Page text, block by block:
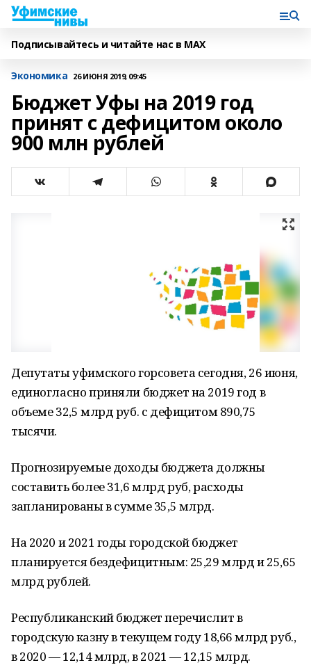
Подписывайтесь и читайте нас в MAX
Экономика 26 ИЮНЯ 2019, 09:45
Бюджет Уфы на 2019 год
принят с дефицитом около
900 млн рублей
Депутаты уфимского горсовета сегодня, 26 июня,
единогласно приняли бюджет на 2019 год в
объеме 32,5 млрд руб. с дефицитом 890,75
тысячи.
Прогнозируемые доходы бюджета должны
составить более 31,6 млрд руб, расходы
запланированы в сумме 35,5 млрд.
На 2020 и 2021 годы городской бюджет
планируется бездефицитным: 25,29 млрд и 25,65
млрд рублей.
Республиканский бюджет перечислит в
городскую казну в текущем году 18,66 млрд руб.,
в 2020 — 12,14 млрд, в 2021 — 12,15 млрд.